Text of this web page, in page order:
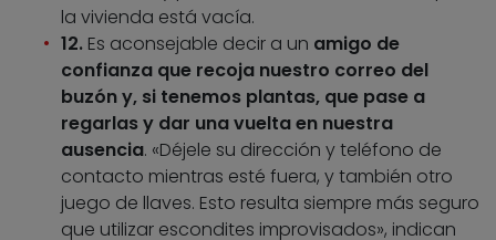
la vivienda está vacía.
12. Es aconsejable decir a un amigo de
confianza que recoja nuestro correo del
buzón y, si tenemos plantas, que pase a
regarlas y dar una vuelta en nuestra
ausencia. «Déjele su dirección y teléfono de
contacto mientras esté fuera, y también otro
juego de llaves. Esto resulta siempre más seguro
que utilizar escondites improvisados», indican